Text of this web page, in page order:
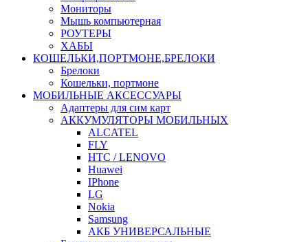
Мониторы
Мышь компьютерная
РОУТЕРЫ
ХАБЫ
КОШЕЛЬКИ,ПОРТМОНЕ,БРЕЛОКИ
Брелоки
Кошельки, портмоне
МОБИЛЬНЫЕ АКСЕССУАРЫ
Адаптеры для сим карт
АККУМУЛЯТОРЫ МОБИЛЬНЫХ
ALCATEL
FLY
HTC / LENOVO
Huawei
IPhone
LG
Nokia
Samsung
АКБ УНИВЕРСАЛЬНЫЕ